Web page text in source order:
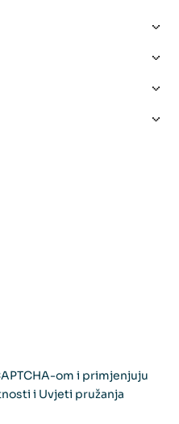
om i primjenjuju
i Uvjeti pružanja